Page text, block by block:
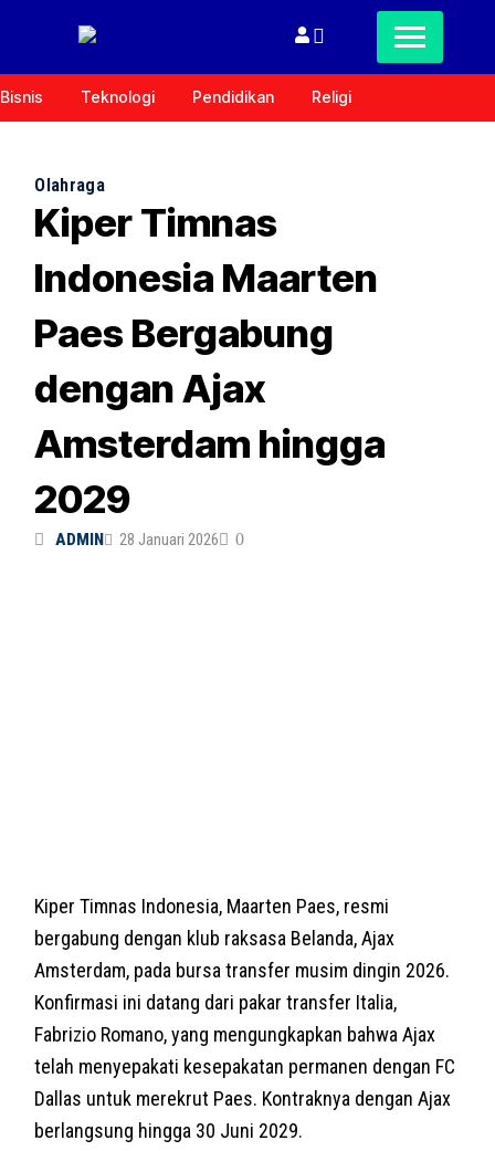
Bisnis Teknologi Pendidikan Religi
Olahraga
Kiper Timnas
Indonesia Maarten
Paes Bergabung
dengan Ajax
Amsterdam hingga
2029
ADMIN 28 Januari 2026 0
Kiper Timnas Indonesia, Maarten Paes, resmi
bergabung dengan klub raksasa Belanda, Ajax
Amsterdam, pada bursa transfer musim dingin 2026.
Konfirmasi ini datang dari pakar transfer Italia,
Fabrizio Romano, yang mengungkapkan bahwa Ajax
telah menyepakati kesepakatan permanen dengan FC
Dallas untuk merekrut Paes. Kontraknya dengan Ajax
berlangsung hingga 30 Juni 2029.